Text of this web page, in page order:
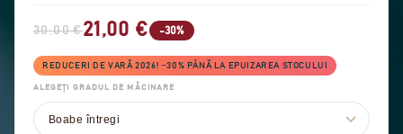
30,00 €21,00 € -30%
REDUCERI DE VARĂ 2026! −30% PÂNĂ LA EPUIZAREA STOCULUI
ALEGEȚI GRADUL DE MĂCINARE